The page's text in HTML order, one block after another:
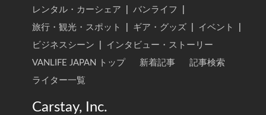
レンタル・カーシェア バンライフ
旅行・観光・スポット
ギア・グッズ イベント
ビジネスシーン
インタビュー・ストーリー
VANLIFE JAPAN トップ
新着記事
記事検索
ライター一覧
Carstay, Inc.